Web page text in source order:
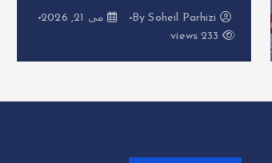
Soheil Parhizi
می 21, 2026